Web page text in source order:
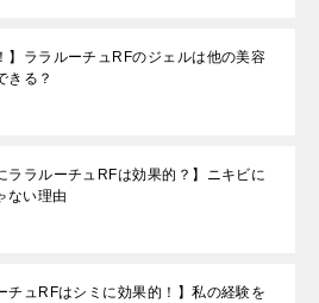
】ララルーチュRFのジェルは他の美容
きる？
ララルーチュRFは効果的？】ニキビに
ない理由
チュRFはシミに効果的！】私の経験を